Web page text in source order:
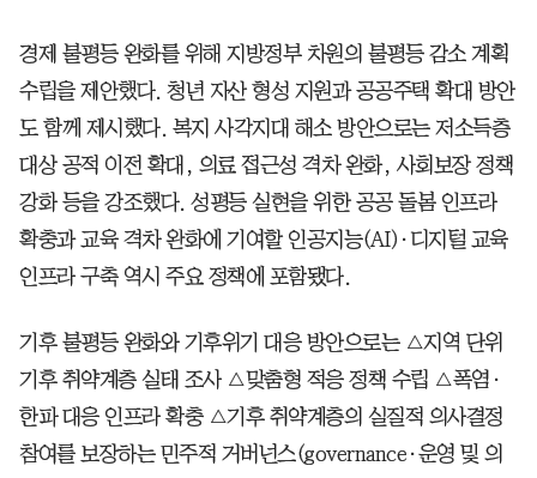
경제 불평등 완화를 위해 지방정부 차원의 불평등 감소 계획
수립을 제안했다. 청년 자산 형성 지원과 공공주택 확대 방안
도 함께 제시했다. 복지 사각지대 해소 방안으로는 저소득층
대상 공적 이전 확대, 의료 접근성 격차 완화, 사회보장 정책
강화 등을 강조했다. 성평등 실현을 위한 공공 돌봄 인프라
확충과 교육 격차 완화에 기여할 인공지능(AI)·디지털 교육
인프라 구축 역시 주요 정책에 포함됐다.
기후 불평등 완화와 기후위기 대응 방안으로는 △지역 단위
기후 취약계층 실태 조사 △맞춤형 적응 정책 수립 △폭염·
한파 대응 인프라 확충 △기후 취약계층의 실질적 의사결정
참여를 보장하는 민주적 거버넌스(governance·운영 및 의